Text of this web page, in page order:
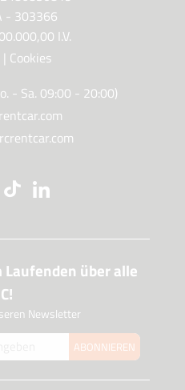
- 303366
I.V.
| Cookies
- Sa. 09:00 - 20:00)
Laufenden über alle
Newsletter
ABONNIEREN